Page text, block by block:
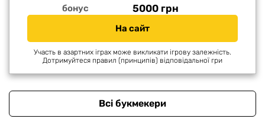
бонус 5000 грн
На сайт
Участь в азартних іграх може викликати ігрову залежність.
Дотримуйтеся правил (принципів) відповідальної гри
Всі букмекери